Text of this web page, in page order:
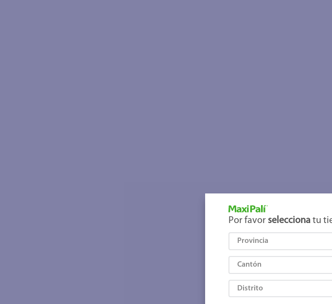
Por favor selecciona tu
Provincia
Cantón
Distrito